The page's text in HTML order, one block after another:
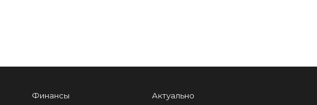
Финансы
Актуально